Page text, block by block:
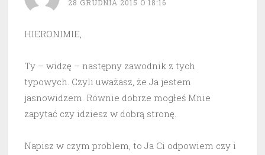
28 GRUDNIA 2015 O 18:16
HIERONIMIE,
Ty – widzę – następny zawodnik z tych
typowych. Czyli uważasz, że Ja jestem
jasnowidzem. Równie dobrze mogłeś Mnie
zapytać czy idziesz w dobrą stronę.
Napisz w czym problem, to Ja Ci odpowiem czy i